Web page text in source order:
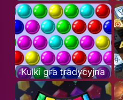
Kulki gra tradycyjna